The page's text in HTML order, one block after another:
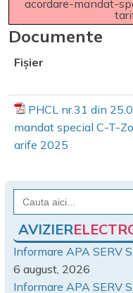
acordare-mandat-
Documente
Fișier
PHCL nr.31 din
mandat special C-T-
arife 2025
Search
for:
AVIZIER
Informare APA SERV
6 august, 2026
Informare APA SERV